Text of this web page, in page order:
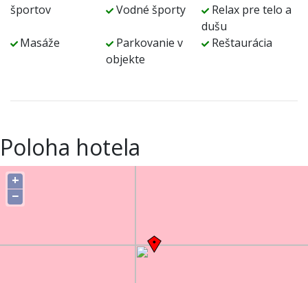
športov
Vodné športy
Relax pre telo a
dušu
Masáže
Parkovanie v
objekte
Reštaurácia
Poloha hotela
+
−